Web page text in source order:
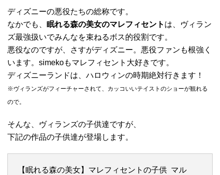
ディズニーの悪役たちの総称です。
なかでも、 眠れる森の美女のマレフィセント は、ヴィラン
ズ最強扱いでみんなを束ねるボス的役割です。
悪役なのですが、さすがディズニー。悪役ファンも根強く
います。simekoもマレフィセント大好きです。
ディズニーランドは、ハロウィンの時期絶対行きます！
※ヴィランズがフィーチャーされて、カッコいいテイストのショーが観れる
ので。
そんな、ヴィランズの子供達ですが、
下記の作品の子供達が登場します。
【眠れる森の美女】マレフィセントの子供 マル